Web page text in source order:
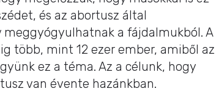
és az abortusz által
a fájdalmukból. A
több, mint 12 ezer ember, amiből az
ez a téma. Az a célunk, hogy
van évente hazánkban.